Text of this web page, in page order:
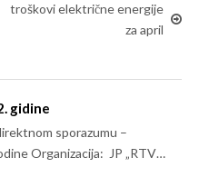
troškovi električne energije
za april
gidine
sporazumu –
Organizacija: JP „RTV…